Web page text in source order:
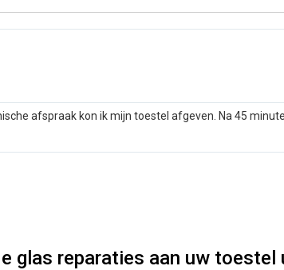
afspraak kon ik mijn toestel afgeven. Na 45
glas reparaties aan uw toestel